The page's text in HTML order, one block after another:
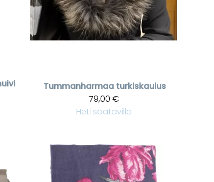
Tummanharmaa turkiskaulus
79,00 €
Heti saatavilla